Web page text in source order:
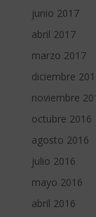
junio 2017
abril 2017
marzo 2017
diciembre
noviembre
octubre 2016
agosto 2016
julio 2016
mayo 2016
abril 2016